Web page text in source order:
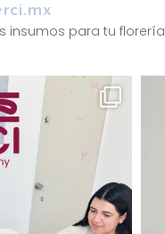
insumos para tu florería